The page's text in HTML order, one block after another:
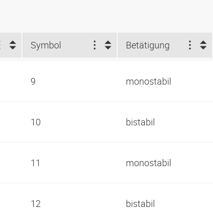
Symbol Betätigung
9 monostabil
10 bistabil
11 monostabil
12 bistabil